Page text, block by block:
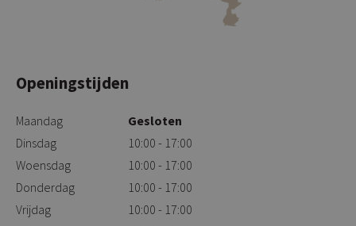
Openingstijden
Maandag
Gesloten
Dinsdag
10:00 - 17:00
Woensdag
10:00 - 17:00
Donderdag
10:00 - 17:00
Vrijdag
10:00 - 17:00